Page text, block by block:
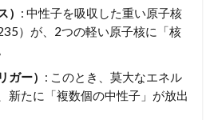
） : 中性子を吸収した重い原子核
）が、2つの軽い原子核に「核
ガー） : このとき、莫大なエネル
新たに「複数個の中性子」が放出